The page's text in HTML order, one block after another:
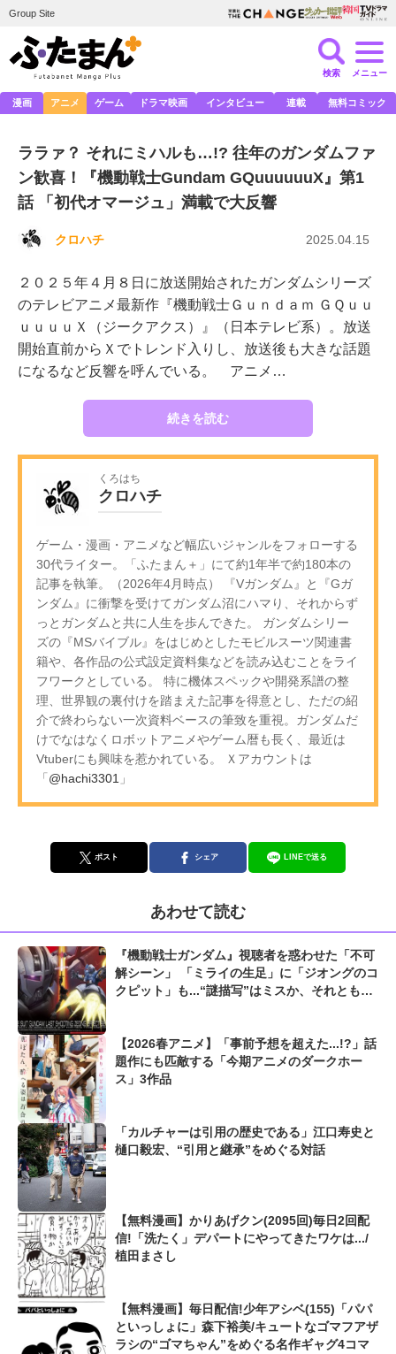
Group Site
検索 メニュー
漫画 アニメ ゲーム ドラマ映画 インタビュー 連載 無料コミック
ララァ？ それにミハルも…!? 往年のガンダムファ
ン歓喜！『機動戦士Gundam GQuuuuuuX』第1
話 「初代オマージュ」満載で大反響
クロハチ 2025.04.15
２０２５年４月８日に放送開始されたガンダムシリーズ
のテレビアニメ最新作『機動戦士Ｇｕｎｄａｍ ＧＱｕｕ
ｕｕｕｕＸ（ジークアクス）』（日本テレビ系）。放送
開始直前からＸでトレンド入りし、放送後も大きな話題
になるなど反響を呼んでいる。 アニメ…
続きを読む
くろはち
クロハチ
ゲーム・漫画・アニメなど幅広いジャンルをフォローする
30代ライター。「ふたまん＋」にて約1年半で約180本の
記事を執筆。（2026年4月時点） 『Vガンダム』と『Gガ
ンダム』に衝撃を受けてガンダム沼にハマり、それからず
っとガンダムと共に人生を歩んできた。 ガンダムシリー
ズの『MSバイブル』をはじめとしたモビルスーツ関連書
籍や、各作品の公式設定資料集などを読み込むことをライ
フワークとしている。 特に機体スペックや開発系譜の整
理、世界観の裏付けを踏まえた記事を得意とし、ただの紹
介で終わらない一次資料ベースの筆致を重視。ガンダムだ
けでなはなくロボットアニメやゲーム暦も長く、最近は
Vtuberにも興味を惹かれている。 Ｘアカウントは
「 @hachi3301 」
ポスト シェア LINEで送る
あわせて読む
『機動戦士ガンダム』視聴者を惑わせた「不可
解シーン」 「ミライの生足」に「ジオングのコ
クピット」も...“謎描写”はミスか、それとも演
【2026春アニメ】「事前予想を超えた...!?」話
題作にも匹敵する「今期アニメのダークホー
ス」3作品
「カルチャーは引用の歴史である」江口寿史と
樋口毅宏、“引用と継承”をめぐる対話
【無料漫画】かりあげクン(2095回)毎日2回配
信!「洗たく」デパートにやってきたワケは.../
植田まさし
【無料漫画】毎日配信!少年アシベ(155)「パパ
といっしょに」森下裕美/キュートなゴマフアザ
ラシの“ゴマちゃん”をめぐる名作ギャグ4コマ